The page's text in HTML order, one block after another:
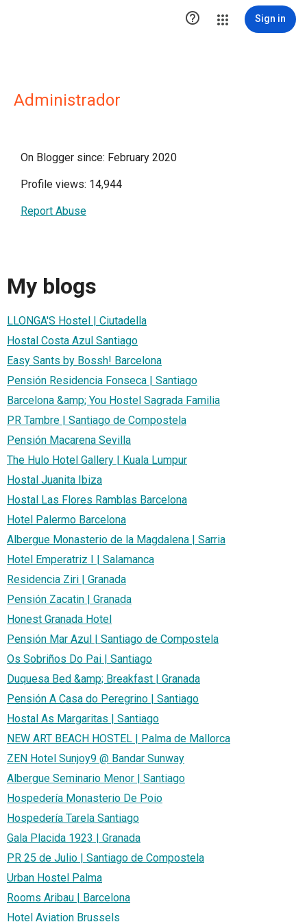
 Sign in
Administrador
On Blogger since: February 2020
Profile views: 14,944
Report Abuse
My blogs
LLONGA'S Hostel | Ciutadella
Hostal Costa Azul Santiago
Easy Sants by Bossh! Barcelona
Pensión Residencia Fonseca | Santiago
Barcelona &amp; You Hostel Sagrada Familia
PR Tambre | Santiago de Compostela
Pensión Macarena Sevilla
The Hulo Hotel Gallery | Kuala Lumpur
Hostal Juanita Ibiza
Hostal Las Flores Ramblas Barcelona
Hotel Palermo Barcelona
Albergue Monasterio de la Magdalena | Sarria
Hotel Emperatriz I | Salamanca
Residencia Ziri | Granada
Pensión Zacatin | Granada
Honest Granada Hotel
Pensión Mar Azul | Santiago de Compostela
Os Sobriños Do Pai | Santiago
Duquesa Bed &amp; Breakfast | Granada
Pensión A Casa do Peregrino | Santiago
Hostal As Margaritas | Santiago
NEW ART BEACH HOSTEL | Palma de Mallorca
ZEN Hotel Sunjoy9 @ Bandar Sunway
Albergue Seminario Menor | Santiago
Hospedería Monasterio De Poio
Hospedería Tarela Santiago
Gala Placida 1923 | Granada
PR 25 de Julio | Santiago de Compostela
Urban Hostel Palma
Rooms Aribau | Barcelona
Hotel Aviation Brussels